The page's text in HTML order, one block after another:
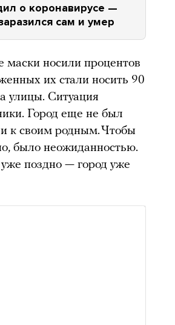
о коронавирусе —
сам и умер
маски носили процентов
их стали носить 90
улицы. Ситуация
Город еще не был
к своим родным. Чтобы
было неожиданностью.
поздно — город уже